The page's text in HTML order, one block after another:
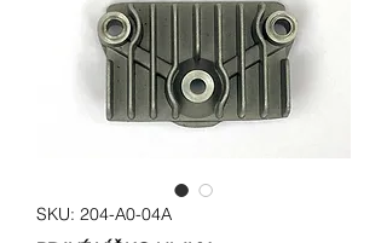
SKU: 204-A0-04A